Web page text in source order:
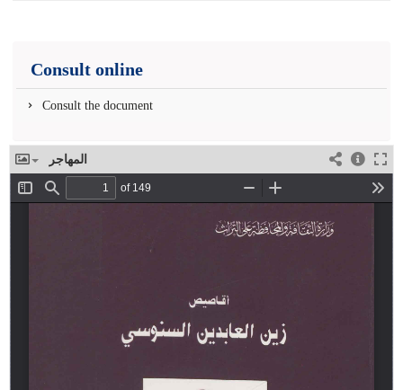
Consult online
Consult the document
المهاجر